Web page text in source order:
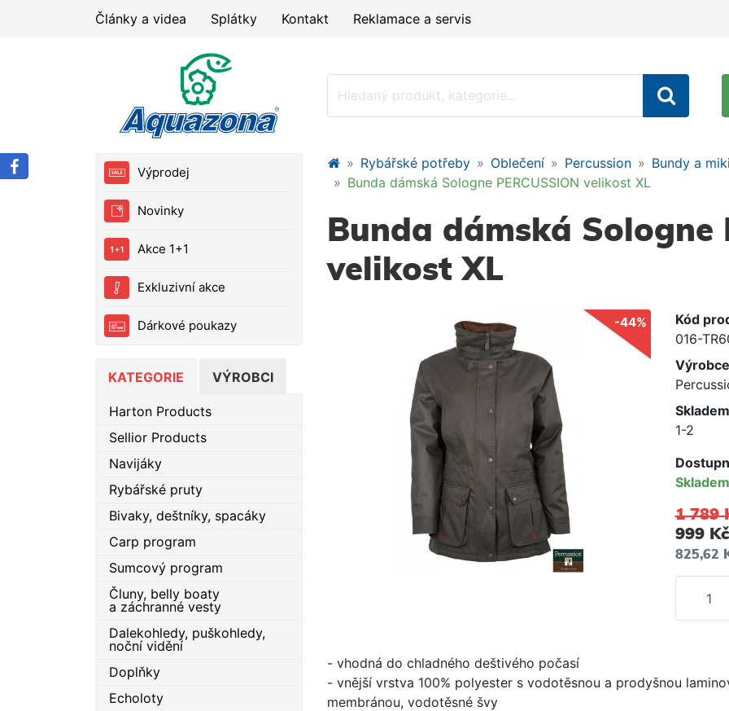
Články a videa Splátky Kontakt Reklamace a servis
Výprodej
Novinky
Akce 1+1
Exkluzivní akce
Dárkové poukazy
KATEGORIE VÝROBCI
Harton Products
Sellior Products
Navijáky
Rybářské pruty
Bivaky, deštníky, spacáky
Carp program
Sumcový program
Čluny, belly boaty
a záchranné vesty
Dalekohledy, puškohledy,
noční vidění
Doplňky
Echoloty
Rybářské potřeby Oblečení Percussion
Bundy a
Bunda dámská Sologne PERCUSSION velikost XL
Bunda dámská Sologne
velikost XL
-44%
Kód
016-
Výrobce
1-2
Skladem
1 789
999 Kč
825,62
- vhodná do chladného deštivého počasí
- vnější vrstva 100% polyester s vodotěsnou a prodyšnou
membránou, vodotěsné švy